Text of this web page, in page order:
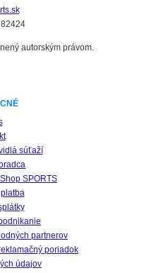
autorským právom.
súťaží
SPORTS
partnerov
poriadok
údajov